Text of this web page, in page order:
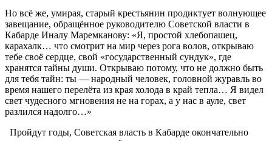
Но всё же, умирая, старый крестьянин продиктует волнующее
завещание, обращённое руководителю Советской власти в
Кабарде Иналу Маремканову: «Я, простой хлебопашец,
карахалк… что смотрит на мир через рога волов, открываю
тебе своё сердце, свой «государственный сундук», где
хранятся тайны души. Открываю потому, что не должно быть
для тебя тайн: ты — народный человек, головной журавль во
время нашего перелёта из края холода в край тепла… Я видел
свет чудесного мгновения не на горах, а у нас в ауле, свет
разлился надолго…»
Пройдут годы, Советская власть в Кабарде окончательно